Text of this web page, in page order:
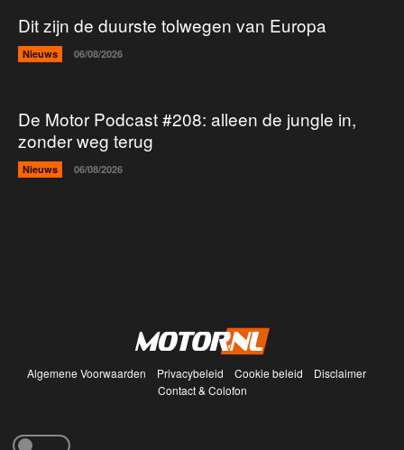
Dit zijn de duurste tolwegen van Europa
Nieuws 06/08/2026
De Motor Podcast #208: alleen de jungle in,
zonder weg terug
Nieuws 06/08/2026
Algemene Voorwaarden Privacybeleid Cookie beleid
Disclaimer
Contact & Colofon